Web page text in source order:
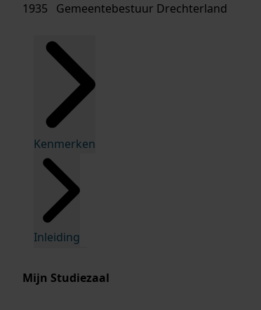
1935 Gemeentebestuur Drechterland
Kenmerken
Inleiding
Mijn Studiezaal